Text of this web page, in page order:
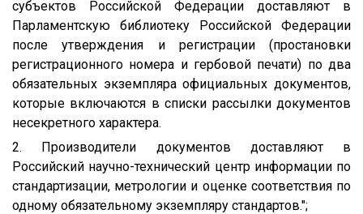
субъектов Российской Федерации доставляют в
Парламентскую библиотеку Российской Федерации
после утверждения и регистрации (простановки
регистрационного номера и гербовой печати) по два
обязательных экземпляра официальных документов,
которые включаются в списки рассылки документов
несекретного характера.
2. Производители документов доставляют в
Российский научно-технический центр информации по
стандартизации, метрологии и оценке соответствия по
одному обязательному экземпляру стандартов.";